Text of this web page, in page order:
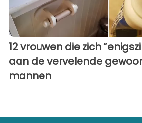
12 vrouwen die zich
aan de vervelende
mannen